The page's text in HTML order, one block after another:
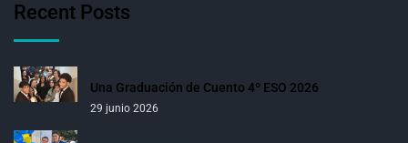
Recent Posts
Una Graduación de Cuento 4º ESO 2026
29 junio 2026